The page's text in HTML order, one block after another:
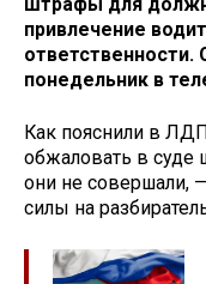
привлечение
понедельник в
Как пояснили в
обжаловать в суде
они не совершали,
силы на